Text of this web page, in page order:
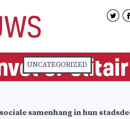
of
samenhang in hun
UNCATEGORIZED